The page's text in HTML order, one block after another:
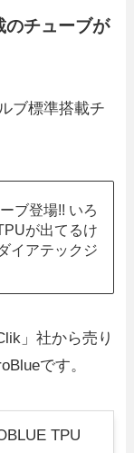
のチューブが
ブ標準搭載チ
ブ登場!! いろ
が出てるけ
イアテックジ
」社から売り
です。
TPU